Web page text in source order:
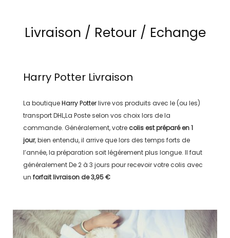
Livraison / Retour / Echange
Harry PotterLivraison
La boutiqueHarry Potterlivre vos produits avec le (ou les)
transportDHL,La Posteselon vos choix lors de la
commande. Généralement, votre colis est préparé en1
jour, bien entendu, il arrive que lors des temps forts de
l’année, la préparation soit légérement plus longue. Il faut
généralementDe 2 à 3 jours pour recevoir votre colis avec
un forfait livraison de3,95 €